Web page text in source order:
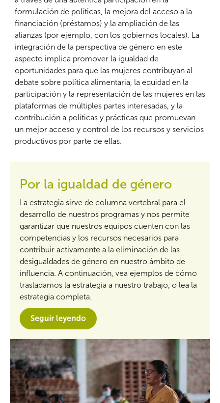
formulación de políticas, la mejora del acceso a la
financiación (préstamos) y la ampliación de las
alianzas (por ejemplo, con los gobiernos locales). La
integración de la perspectiva de género en este
aspecto implica promover la igualdad de
oportunidades para que las mujeres contribuyan al
debate sobre política alimentaria, la equidad en la
participación y la representación de las mujeres en las
plataformas de múltiples partes interesadas, y la
contribución a políticas y prácticas que promuevan
un mejor acceso y control de los recursos y servicios
productivos por parte de ellas.
Por la igualdad de género
La estrategia sirve de columna vertebral para el
desarrollo de nuestros programas y nos permite
garantizar que nuestros equipos cuenten con las
competencias y los recursos necesarios para
contribuir activamente a la eliminación de las
desigualdades de género en nuestro ámbito de
influencia. A continuación, vea ejemplos de cómo
trasladamos la estrategia a nuestro trabajo, o lea la
estrategia completa.
Seguir leyendo